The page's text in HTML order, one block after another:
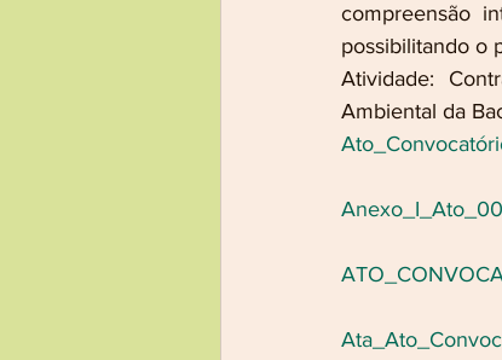
compreensão
possibilitando o
Atividade:
Ambiental da